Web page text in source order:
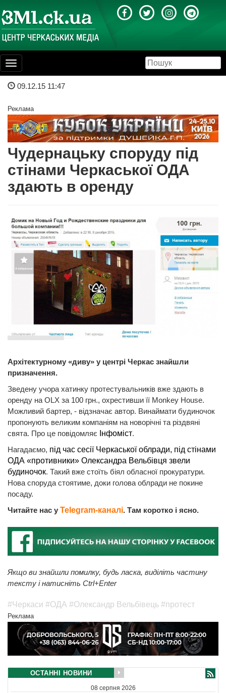
Toggle
navigation
09.12.15 11:47
Реклама
Чудернацьку споруду під
стінами Черкаської ОДА
здають в оренду
Архітектурному «диву» у центрі Черкас знайшли
призначення.
Зведену учора хатинку протестувальників вже здають в
оренду на OLX за 100 грн., охрестивши її Monkey House.
Можливий бартер, - відзначає автор. Винаймати будиночок
пропонують великим компаніям на новорічні та різдвяні
свята. Про це повідомляє Інфоміст.
Нагадаємо, під час сесії Черкаської облради, під стінами
ОДА «противники» Олександра Вельбівця звели
будиночок. Такий вже стоїть біял обласної прокуратури.
Нова споруда стоятиме, доки голова облради не покине
посаду.
Читайте нас у Telegram-каналі. Там коротко і ясно.
Якщо ви знайшли помилку, будь ласка, виділіть частину
тексту і натисніть Ctrl+Enter
#Черкаси #ОДА #Олександр Вельбівець #протест
Реклама
ОСТАННІ НОВИНИ
08 серпня 2026